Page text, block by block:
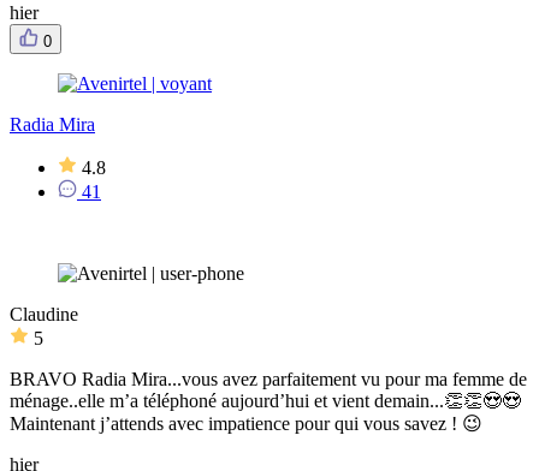
hier
0
Radia Mira
4.8
41
Claudine
5
BRAVO Radia Mira...vous avez parfaitement vu pour ma femme de
ménage..elle m’a téléphoné aujourd’hui et vient demain...👏👏😍😍
Maintenant j’attends avec impatience pour qui vous savez ! 😉
hier